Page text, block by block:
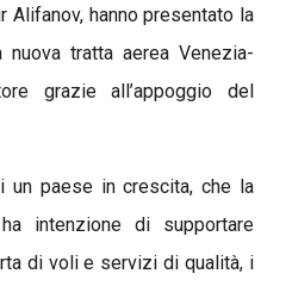
Alifanov, hanno presentato la
tratta aerea Venezia-
grazie all’appoggio del
un paese in crescita, che la
intenzione di supportare
di voli e servizi di qualità, i